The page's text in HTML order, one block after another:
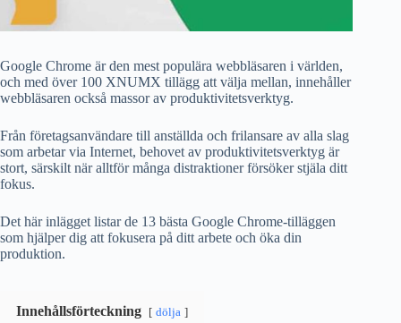
Google Chrome är den mest populära webbläsaren i världen,
och med över 100 XNUMX tillägg att välja mellan, innehåller
webbläsaren också massor av produktivitetsverktyg.
Från företagsanvändare till anställda och frilansare av alla slag
som arbetar via Internet, behovet av produktivitetsverktyg är
stort, särskilt när alltför många distraktioner försöker stjäla ditt
fokus.
Det här inlägget listar de 13 bästa Google Chrome-tilläggen
som hjälper dig att fokusera på ditt arbete och öka din
produktion.
Innehållsförteckning dölja